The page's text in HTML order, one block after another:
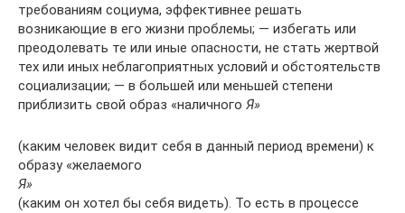
требованиям социума, эффективнее решать
возникающие в его жизни проблемы; — избегать или
преодолевать те или иные опасности, не стать жертвой
тех или иных неблагоприятных условий и обстоятельств
социализации; — в большей или меньшей степени
приблизить свой образ «на­личного Я»
(каким человек видит себя в данный период времени) к
образу «желаемого
Я»
(каким он хотел бы себя видеть). То есть в процессе